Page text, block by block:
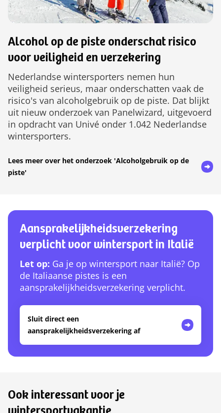
Alcohol op de piste onderschat risico
voor veiligheid en verzekering
Nederlandse wintersporters nemen hun
veiligheid serieus, maar onderschatten vaak de
risico's van alcoholgebruik op de piste. Dat blijkt
uit nieuw onderzoek van Panelwizard, uitgevoerd
in opdracht van Univé onder 1.042 Nederlandse
wintersporters.
Lees meer over het onderzoek 'Alcoholgebruik op de
piste'
Aansprakelijkheidsverzekering
verplicht voor wintersport in Italië
Let op: Ga je op wintersport naar Italië? Op
de Italiaanse pistes is een
aansprakelijkheidsverzekering verplicht.
Sluit direct een
aansprakelijkheidsverzekering af
Ook interessant voor je